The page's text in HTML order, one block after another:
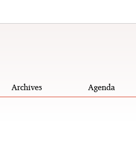
Archives Agenda